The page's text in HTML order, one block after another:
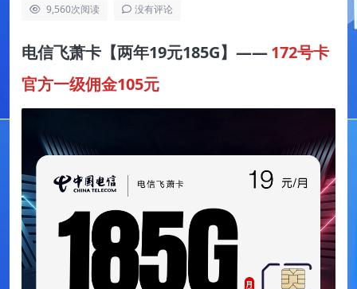
9,560次阅读 没有评论
电信飞萧卡【两年19元185G】——172号卡
官方一级佣金105元